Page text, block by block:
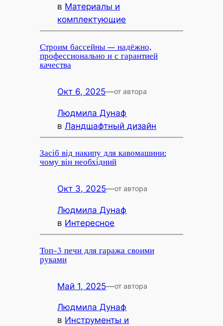
в Материалы и
комплектующие
Строим бассейны — надёжно,
профессионально и с гарантией
качества
Окт 6, 2025—от автора
Людмила Дунаф
вЛандшафтный дизайн
Засіб від накипу для кавомашини:
чому він необхідний
Окт 3, 2025—от автора
Людмила Дунаф
в Интересное
Топ-3 печи для гаража своими
руками
Май 1, 2025—от автора
Людмила Дунаф
в Инструменты и